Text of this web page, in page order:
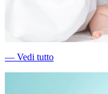
― Vedi tutto